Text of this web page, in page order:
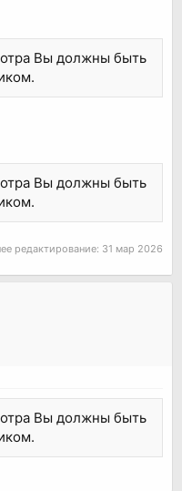
Вы должны быть
Вы должны быть
редактирование: 31 мар 2026
Вы должны быть